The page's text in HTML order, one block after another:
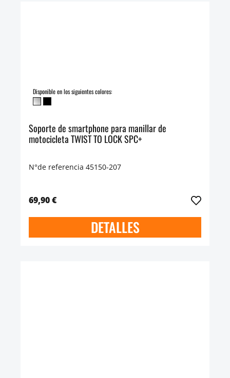
Disponible en los siguientes colores:
Soporte de smartphone para manillar de
motocicleta TWIST TO LOCK SPC+
N°de referencia 45150-207
69,90 €
DETALLES